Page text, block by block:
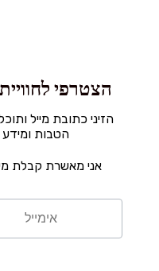
הצטרפי
הזיני כתובת מייל
הטבות
אני מאשרת קבלת